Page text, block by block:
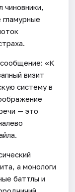
чиновники,
«К
визит
систему в
— это
а монологи
баттлы и